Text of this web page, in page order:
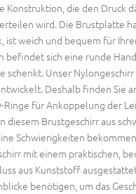
Konstruktion, die den Druck
wird. Die Brustplatte
ist weich und bequem für
befindet sich eine runde
schenkt. Unser
Deshalb finden Sie
Ringe für Ankoppelung der
diesem Brustgeschirr aus
Schwierigkeiten
mit einem praktischen,
aus Kunststoff
benötigen, um das